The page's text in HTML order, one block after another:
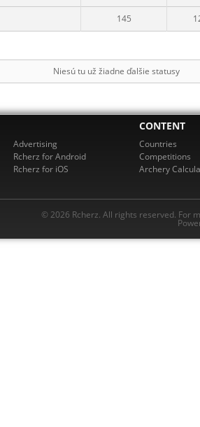
145
Niesú tu už žiadne ďalšie statusy
Advertising
Rcherz for Android
Rcherz for iOS
CONTENT
Countries
Competitions
Archery
© 2026 Rcherz. All rights reserved. For